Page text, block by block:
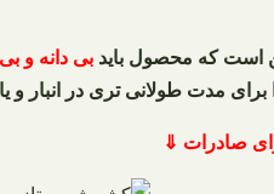
است که محصول باید بی دانه و
مدت طولانی تری در انبار و
صادرات ⇓